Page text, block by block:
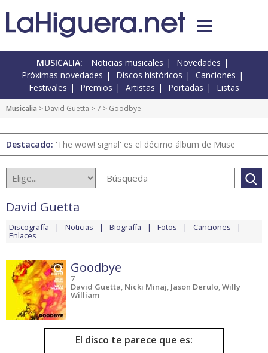
MUSICALIA: Noticias musicales
Novedades
Próximas novedades
Discos históricos
Canciones
Festivales
Premios Artistas Portadas Listas
Musicalia > David Guetta >7 > Goodbye
Destacado: 'The wow! signal' es el décimo álbum de Muse
David Guetta
Discografía Noticias Biografía Fotos Canciones
Enlaces
Goodbye
7
David Guetta, Nicki Minaj, Jason Derulo,Willy
William
El disco te parece que es: